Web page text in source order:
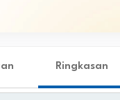
Ringkasan